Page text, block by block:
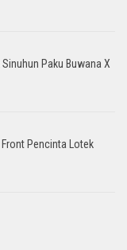
Paku Buwana X
Front Pencinta Lotek